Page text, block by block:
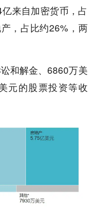
来自加密货币，占
，占比约26%，两
和解金、6860万美
元的股票投资等收